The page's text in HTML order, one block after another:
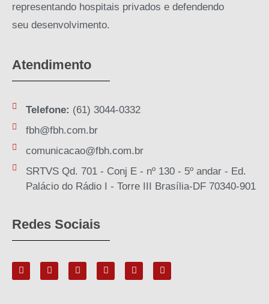
representando hospitais privados e defendendo
seu desenvolvimento.
Atendimento
Telefone: (61) 3044-0332
fbh@fbh.com.br
comunicacao@fbh.com.br
SRTVS Qd. 701 - Conj E - nº 130 - 5º andar - Ed.
Palácio do Rádio I - Torre III Brasília-DF 70340-901
Redes Sociais